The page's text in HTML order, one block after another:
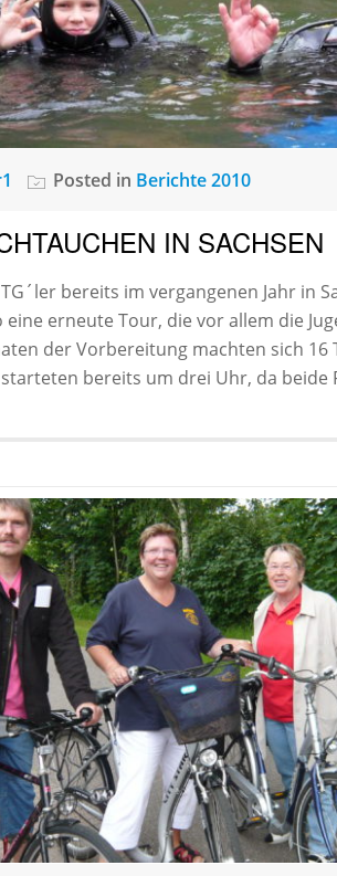
Posted in Berichte 2010
IN SACHSEN
bereits im vergangenen Jahr in
eine erneute Tour, die vor allem die
der Vorbereitung machten sich 16
bereits um drei Uhr, da beide